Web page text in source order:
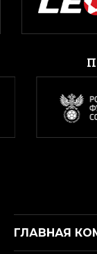
ГЛАВНАЯ